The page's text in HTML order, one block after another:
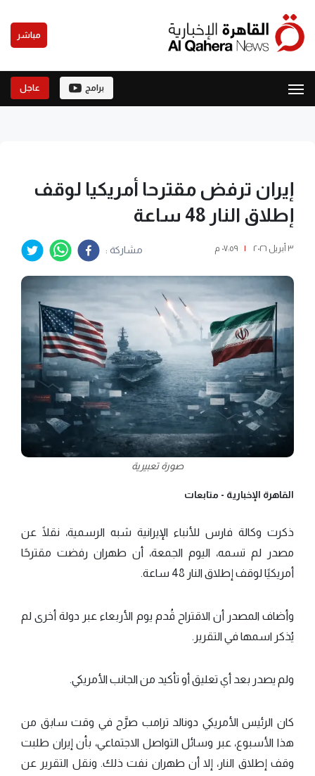
مباشر
برامج عاجل
إيران ترفض مقترحا أمريكيا لوقف
إطلاق النار 48 ساعة
٣ أبريل ٢٠٢٦ | ٠٧:٥٩ م مشاركة :
صورة تعبيرية
القاهرة الإخبارية - متابعات
ذكرت وكالة فارس للأنباء الإيرانية شبه الرسمية، نقلًا عن
مصدر لم تسمه، اليوم الجمعة، أن طهران رفضت مقترحًا
أمريكيًا لوقف إطلاق النار 48 ساعة.
وأضاف المصدر أن الاقتراح قُدم يوم الأربعاء عبر دولة أخرى لم
يُذكر اسمها في التقرير.
ولم يصدر بعد أي تعليق أو تأكيد من الجانب الأمريكي.
كان الرئيس الأمريكي دونالد ترامب صرَّح في وقت سابق من
هذا الأسبوع، عبر وسائل التواصل الاجتماعي، بأن إيران طلبت
وقف إطلاق النار، إلا أن طهران نفت ذلك. ونقل التقرير عن